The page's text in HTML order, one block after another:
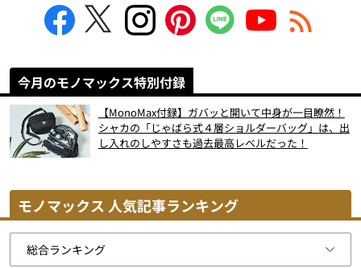
今月のモノマックス特別付録
【MonoMax付録】ガバッと開いて中身が一目瞭然！
シャカの「じゃばら式４層ショルダーバッグ」は、出
し入れのしやすさも過去最高レベルだった！
モノマックス 人気記事ランキング